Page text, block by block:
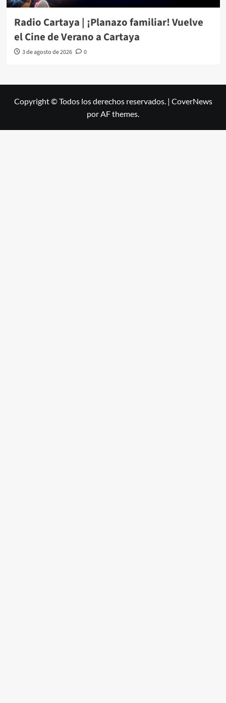
Radio Cartaya | ¡Planazo familiar! Vuelve
el Cine de Verano a Cartaya
3 de agosto de 2026 0
Copyright © Todos los derechos reservados. | CoverNews
por AF themes.